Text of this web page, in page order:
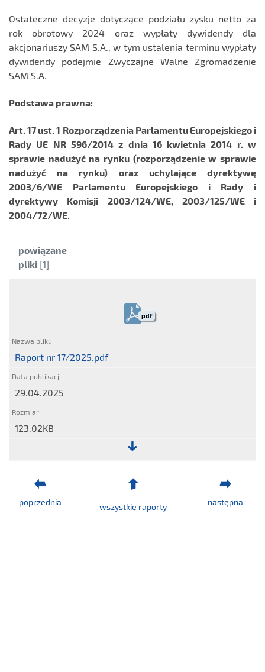
Ostateczne decyzje dotyczące podziału zysku netto za
rok obrotowy 2024 oraz wypłaty dywidendy dla
akcjonariuszy SAM S.A., w tym ustalenia terminu wypłaty
dywidendy podejmie Zwyczajne Walne Zgromadzenie
SAM S.A.
Podstawa prawna:
Art. 17 ust. 1 Rozporządzenia Parlamentu Europejskiego i
Rady UE NR 596/2014 z dnia 16 kwietnia 2014 r. w
sprawie nadużyć na rynku (rozporządzenie w sprawie
nadużyć na rynku) oraz uchylające dyrektywę
2003/6/WE Parlamentu Europejskiego i Rady i
dyrektywy Komisji 2003/124/WE, 2003/125/WE i
2004/72/WE.
Kategoria:
powiązane
pliki [1]
pdf
Raport nr 17/2025.pdf
29.04.2025
123.02KB
Raport
17/2025.pdf
poprzednia wszystkie raporty następna